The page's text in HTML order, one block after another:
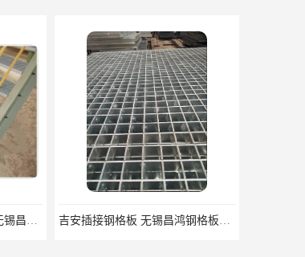
锡林郭勒盟钢格栅踏步板 无锡昌鸿钢格板有限公司 吉安插接钢格板 无锡昌鸿钢格板有限公司